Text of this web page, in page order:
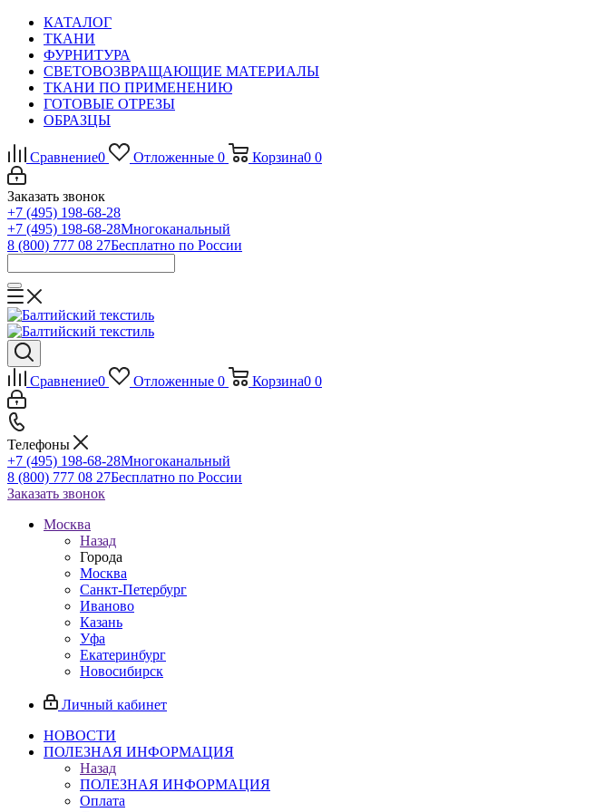
КАТАЛОГ
ТКАНИ
ФУРНИТУРА
СВЕТОВОЗВРАЩАЮЩИЕ МАТЕРИАЛЫ
ТКАНИ ПО ПРИМЕНЕНИЮ
ГОТОВЫЕ ОТРЕЗЫ
ОБРАЗЦЫ
Сравнение0 Отложенные 0 Корзина0 0
Заказать звонок
+7 (495) 198-68-28
+7 (495) 198-68-28Многоканальный
8 (800) 777 08 27Бесплатно по России
Сравнение0 Отложенные 0 Корзина0 0
Телефоны
+7 (495) 198-68-28Многоканальный
8 (800) 777 08 27Бесплатно по России
Заказать звонок
Москва
Назад
Города
Москва
Санкт-Петербург
Иваново
Казань
Уфа
Екатеринбург
Новосибирск
Личный кабинет
НОВОСТИ
ПОЛЕЗНАЯ ИНФОРМАЦИЯ
Назад
ПОЛЕЗНАЯ ИНФОРМАЦИЯ
Оплата